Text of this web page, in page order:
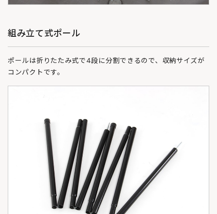
組み立て式ポール
ポールは折りたたみ式で4段に分割できるので、収納サイズが
コンパクトです。